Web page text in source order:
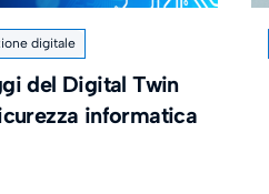
digitale
del Digital Twin
informatica